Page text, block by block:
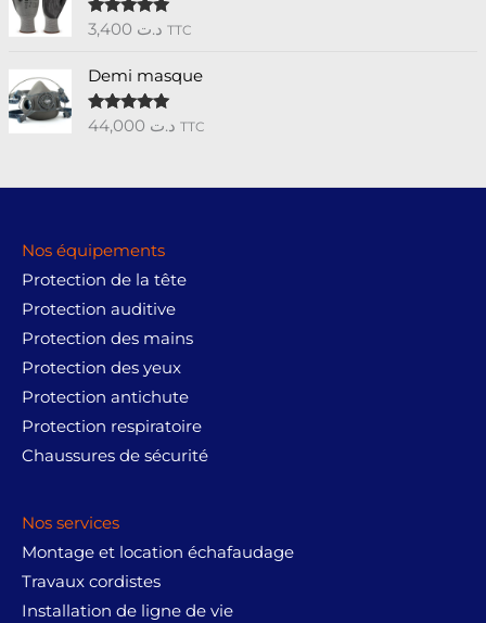
Note5.00د.ت TTC
Demi masque
Note5.00د.ت TTC
Nos équipements
Protection de la tête
Protection auditive
Protection des mains
Protection des yeux
Protection antichute
Protection respiratoire
Chaussures de sécurité
Nos services
Montage et location échafaudage
Travaux cordistes
Installation de ligne de vie